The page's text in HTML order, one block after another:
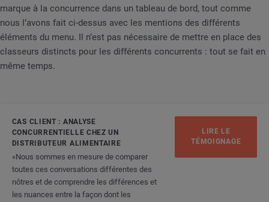
marque à la concurrence dans un tableau de bord, tout comme
nous l’avons fait ci-dessus avec les mentions des différents
éléments du menu. Il n’est pas nécessaire de mettre en place des
classeurs distincts pour les différents concurrents : tout se fait en
même temps.
CAS CLIENT : ANALYSE
CONCURRENTIELLE CHEZ UN
DISTRIBUTEUR ALIMENTAIRE
«Nous sommes en mesure de comparer
toutes ces conversations différentes des
nôtres et de comprendre les différences et
les nuances entre la façon dont les
LIRE LE
TÉMOIGNAGE